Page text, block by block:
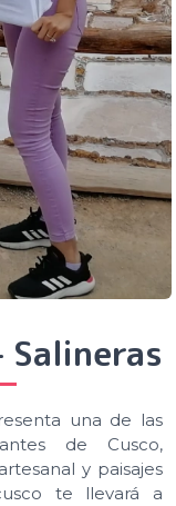
Salineras
una de las
de Cusco,
y paisajes
te llevará a